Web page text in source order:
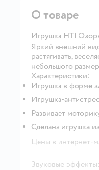
О товаре
Игрушка HTI
Яркий внешний
растягивать,
небольшого
Характеристики:
Игрушка в форме
Игрушка-
Развивает
Сделана игрушка
Цены в интернет-
Звуковые эффекты: